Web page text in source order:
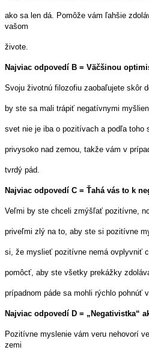
ako sa len dá. Pomôže vám ľahšie
vašom
živote.
Najviac odpovedí B = Väčšinou
Svoju životnú filozofiu zaobaľujete skôr
by ste sa mali trápiť negatívnymi
svet nie je iba o pozitívach a podľa toho
privysoko nad zemou, takže vám v
tvrdý pád.
Najviac odpovedí C = Ťahá vás to k
Veľmi by ste chceli zmýšľať pozitívne,
priveľmi zlý na to, aby ste si pozitívne
si, že myslieť pozitívne nemá ovplyvniť
pomôcť, aby ste všetky prekážky
prípadnom páde sa mohli rýchlo pohnúť
Najviac odpovedí D = „Negativistka“
Pozitívne myslenie vám veru nehovorí
zemi